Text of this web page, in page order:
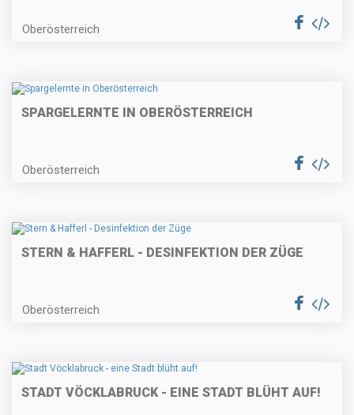
Oberösterreich
SPARGELERNTE IN OBERÖSTERREICH
Oberösterreich
STERN & HAFFERL - DESINFEKTION DER ZÜGE
Oberösterreich
STADT VÖCKLABRUCK - EINE STADT BLÜHT AUF!